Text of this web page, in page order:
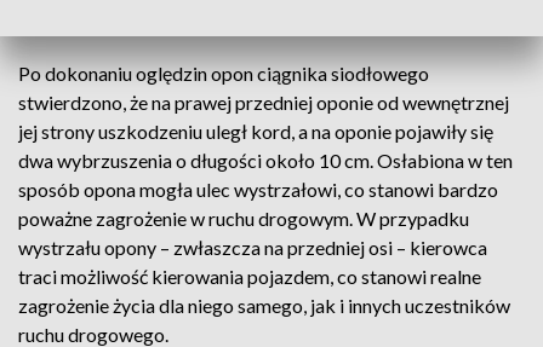
Po dokonaniu oględzin opon ciągnika siodłowego
stwierdzono, że na prawej przedniej oponie od wewnętrznej
jej strony uszkodzeniu uległ kord, a na oponie pojawiły się
dwa wybrzuszenia o długości około 10 cm. Osłabiona w ten
sposób opona mogła ulec wystrzałowi, co stanowi bardzo
poważne zagrożenie w ruchu drogowym. W przypadku
wystrzału opony – zwłaszcza na przedniej osi – kierowca
traci możliwość kierowania pojazdem, co stanowi realne
zagrożenie życia dla niego samego, jak i innych uczestników
ruchu drogowego.